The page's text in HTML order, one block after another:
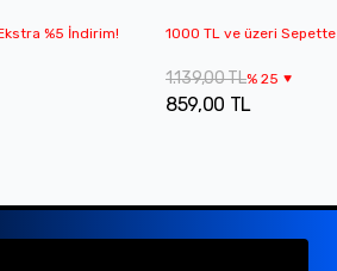
%5 İndirim! 1000 TL ve üzeri
1.139,00 TL% 25
859,00 TL